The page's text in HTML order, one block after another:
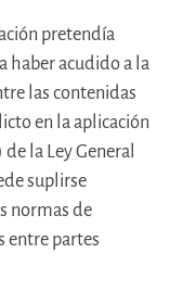
pretendía
haber acudido a la
las contenidas
en la aplicación
la Ley General
suplirse
normas de
entre partes